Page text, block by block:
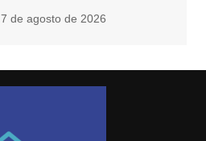
7 de agosto de 2026